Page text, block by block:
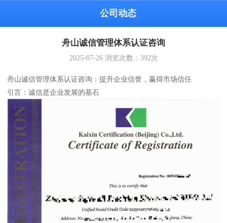
公司动态
舟山诚信管理体系认证咨询
2025-07-26浏览次数： 392次
舟山诚信管理体系认证咨询：提升企业信誉，赢得市场信任
引言：诚信是企业发展的基石